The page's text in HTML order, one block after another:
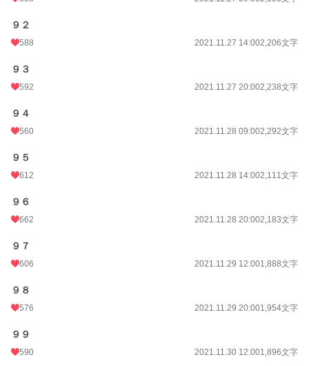
９２
588 2021.11.27 14:002,206文字
９３
592 2021.11.27 20:002,238文字
９４
560 2021.11.28 09:002,292文字
９５
612 2021.11.28 14:002,111文字
９６
662 2021.11.28 20:002,183文字
９７
606 2021.11.29 12:001,888文字
９８
576 2021.11.29 20:001,954文字
９９
590 2021.11.30 12:001,896文字